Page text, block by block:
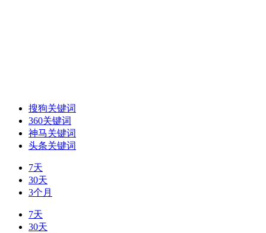
搜狗关键词
360关键词
神马关键词
头条关键词
7天
30天
3个月
7天
30天